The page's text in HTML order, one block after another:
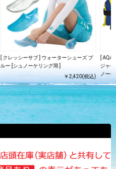
[ クレッシーサブ ] ウォーターシューズ ブ
ルー [シュノーケリング用 ]
￥2,420(税込)
[ AQA
ジャ
ノー